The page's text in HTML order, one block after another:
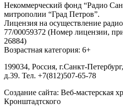
Некоммерческий фонд “Радио
митрополии “Град Петров”.
Лицензия на осуществление
77/00059372 (Номер лицензии,
26884)
Возрастная категория: 6+
199034, Россия, г.Санкт-
д.39. Тел. +7(812)507-65-78
Создание сайта: Веб-мастерская
Кронштадтского